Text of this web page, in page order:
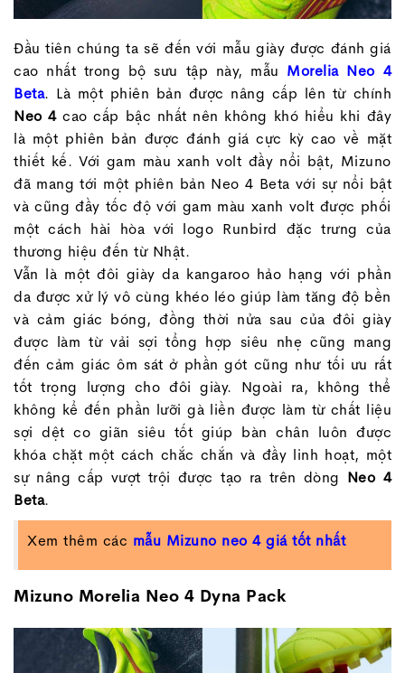
Đầu tiên chúng ta sẽ đến với mẫu giày được đánh giá
cao nhất trong bộ sưu tập này, mẫu Morelia Neo 4
Beta. Là một phiên bản được nâng cấp lên từ chính
Neo 4cao cấp bậc nhất nên không khó hiểu khi đây
là một phiên bản được đánh giá cực kỳ cao về mặt
thiết kế. Với gam màu xanh volt đầy nổi bật, Mizuno
đã mang tới một phiên bản Neo 4 Beta với sự nổi bật
và cũng đầy tốc độ với gam màu xanh volt được phối
một cách hài hòa với logo Runbird đặc trưng của
thương hiệu đến từ Nhật.
Vẫn là một đôi giày da kangaroo hảo hạng với phần
da được xử lý vô cùng khéo léo giúp làm tăng độ bền
và cảm giác bóng, đồng thời nửa sau của đôi giày
được làm từ vải sợi tổng hợp siêu nhẹ cũng mang
đến cảm giác ôm sát ở phần gót cũng như tối ưu rất
tốt trọng lượng cho đôi giày. Ngoài ra, không thể
không kể đến phần lưỡi gà liền được làm từ chất liệu
sợi dệt co giãn siêu tốt giúp bàn chân luôn được
khóa chặt một cách chắc chắn và đầy linh hoạt, một
sự nâng cấp vượt trội được tạo ra trên dòng Neo 4
Beta.
Xem thêm các mẫu Mizuno neo 4 giá tốt nhất
Mizuno Morelia Neo 4 Dyna Pack